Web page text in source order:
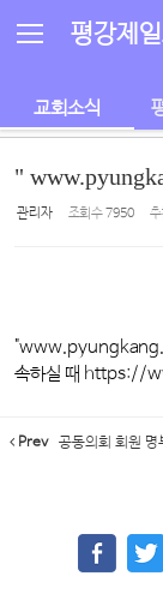
평강제
교회소식
"
관리자 조회 수7950 추
속하실 때 https://
Prev 공동의회 회원